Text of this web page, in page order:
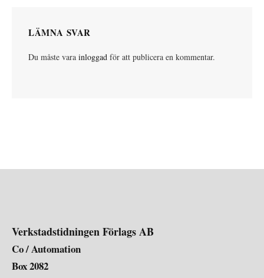
LÄMNA SVAR
Du måste vara inloggad för att publicera en kommentar.
Verkstadstidningen Förlags AB
Co / Automation
Box 2082